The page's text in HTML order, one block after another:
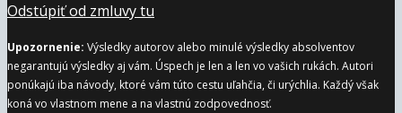
Odstúpiť od zmluvy tu
Upozornenie: Výsledky autorov alebo minulé výsledky absolventov
negarantujú výsledky aj vám. Úspech je len a len vo vašich rukách. Autori
ponúkajú iba návody, ktoré vám túto cestu uľahčia, či urýchlia. Každý však
koná vo vlastnom mene a na vlastnú zodpovednosť.